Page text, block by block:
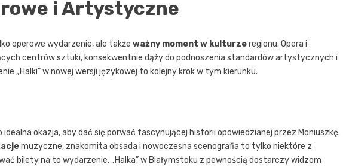
i Artystyczne
operowe wydarzenie, ale także ważny moment w kulturzeregionu. Opera i
centrów sztuki, konsekwentnie dąży do podnoszenia standardów artystycznych i
„Halki” w nowej wersji językowej to kolejny krok w tym kierunku.
okazja, aby dać się porwać fascynującej historii opowiedzianej przez Moniuszkę.
muzyczne, znakomita obsada i nowoczesna scenografia to tylko niektóre z
bilety na to wydarzenie. „Halka” w Białymstoku z pewnością dostarczy widzom